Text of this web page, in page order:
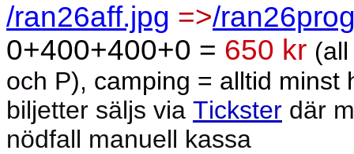
/ran26aff.jpg =>/
0+400+400+0 = 650 kr
och P), camping = alltid minst
biljetter säljs via Tickster där
nödfall manuell kassa